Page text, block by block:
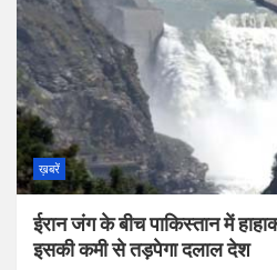
ख़बरें
ईरान जंग के बीच पाकिस्‍तान में
इसकी कमी से तड़पेगा दलाल देश